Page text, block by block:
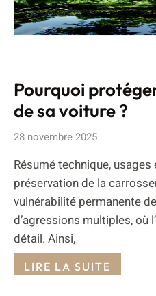
Pourquoi
de sa voiture ?
28 novembre 2025
Résumé technique,
préservation de la
vulnérabilité permanente
d’agressions multiples, où
détail. Ainsi,
LIRE LA SUITE